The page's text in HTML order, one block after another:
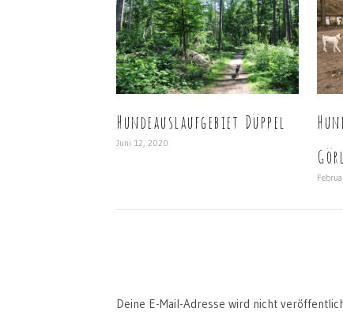
Hundeauslaufgebiet Düppel
Juni 12, 2020
Deine E-Mail-Adresse wird nicht